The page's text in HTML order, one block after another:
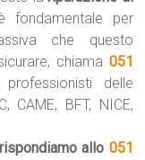
per
che questo
chiama 051
delle
CAME, BFT, NICE,
allo 051